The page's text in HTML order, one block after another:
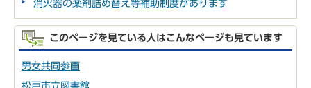
消火器の薬剤詰め替え等補助制度があります
このページを見ている人はこんなページも見ています
男女共同参画